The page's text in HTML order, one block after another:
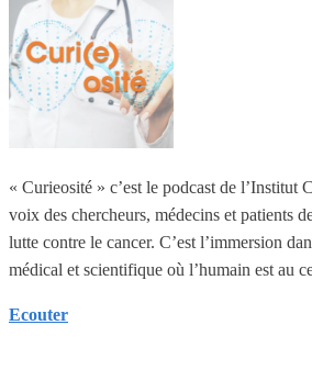
« Curieosité » c’est le podcast de l’Institut
voix des chercheurs, médecins et patients
lutte contre le cancer. C’est l’immersion
médical et scientifique où l’humain est au
Ecouter